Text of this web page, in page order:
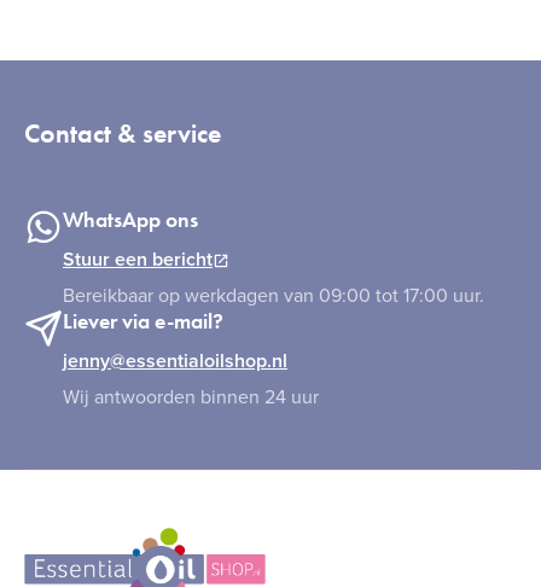
Contact & service
WhatsApp ons
Stuur een bericht
Bereikbaar op werkdagen van 09:00 tot 17:00 uur.
Liever via e-mail?
jenny@essentialoilshop.nl
Wij antwoorden binnen 24 uur